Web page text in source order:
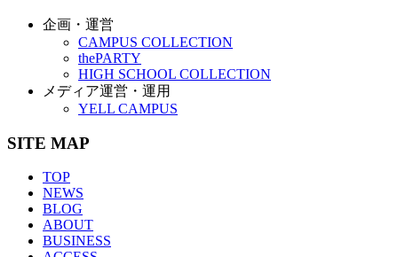
企画・運営
CAMPUS COLLECTION
thePARTY
HIGH SCHOOL COLLECTION
メディア運営・運用
YELL CAMPUS
SITE MAP
TOP
NEWS
BLOG
ABOUT
BUSINESS